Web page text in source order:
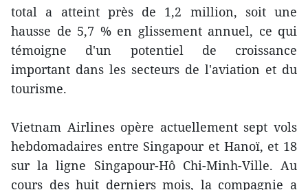
total a atteint près de 1,2 million, soit une
hausse de 5,7 % en glissement annuel, ce qui
témoigne d'un potentiel de croissance
important dans les secteurs de l'aviation et du
tourisme.
Vietnam Airlines opère actuellement sept vols
hebdomadaires entre Singapour et Hanoï, et 18
sur la ligne Singapour-Hô Chi-Minh-Ville. Au
cours des huit derniers mois, la compagnie a